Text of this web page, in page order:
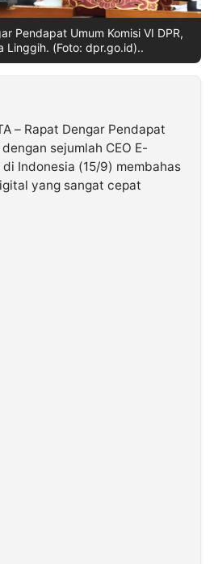
Pendapat Umum Komisi VI DPR,
Linggih. (Foto: dpr.go.id)..
– Rapat Dengar Pendapat
sejumlah CEO E-
Indonesia (15/9) membahas
yang sangat cepat